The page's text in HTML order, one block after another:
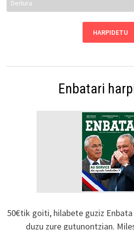
Enbatari
50€tik goiti, hilabete guziz
duzu zure gutunontzian.